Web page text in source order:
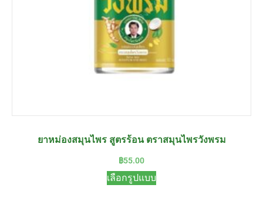
ยาหม่องสมุนไพร สูตรร้อน ตราสมุนไพรวังพรม
฿55.00
เลือกรูปแบบ